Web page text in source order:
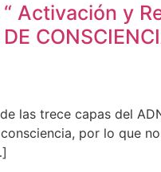
Activación y
las trece capas del
por lo que